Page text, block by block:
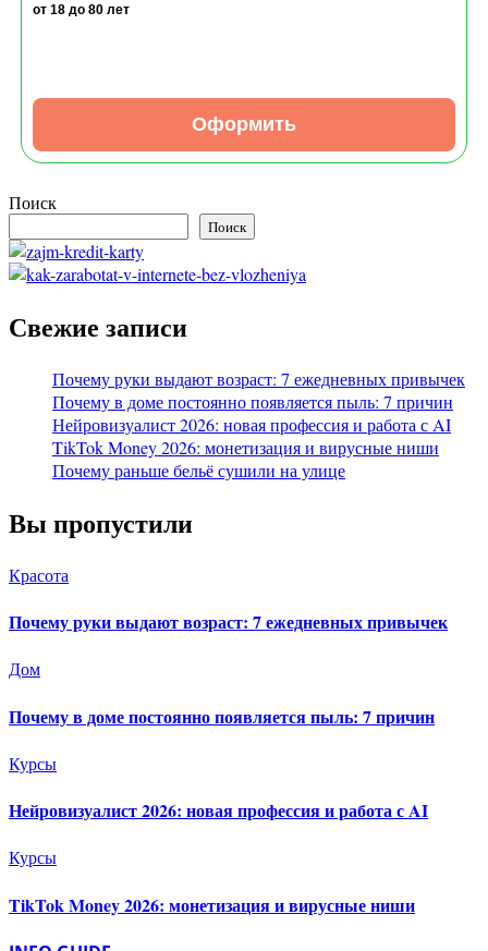
от 18 до 80 лет
Оформить
Поиск
Поиск
Свежие записи
Почему руки выдают возраст: 7 ежедневных привычек
Почему в доме постоянно появляется пыль: 7 причин
Нейровизуалист 2026: новая профессия и работа с AI
TikTok Money 2026: монетизация и вирусные ниши
Почему раньше бельё сушили на улице
Вы пропустили
Красота
Почему руки выдают возраст: 7 ежедневных привычек
Дом
Почему в доме постоянно появляется пыль: 7 причин
Курсы
Нейровизуалист 2026: новая профессия и работа с AI
Курсы
TikTok Money 2026: монетизация и вирусные ниши